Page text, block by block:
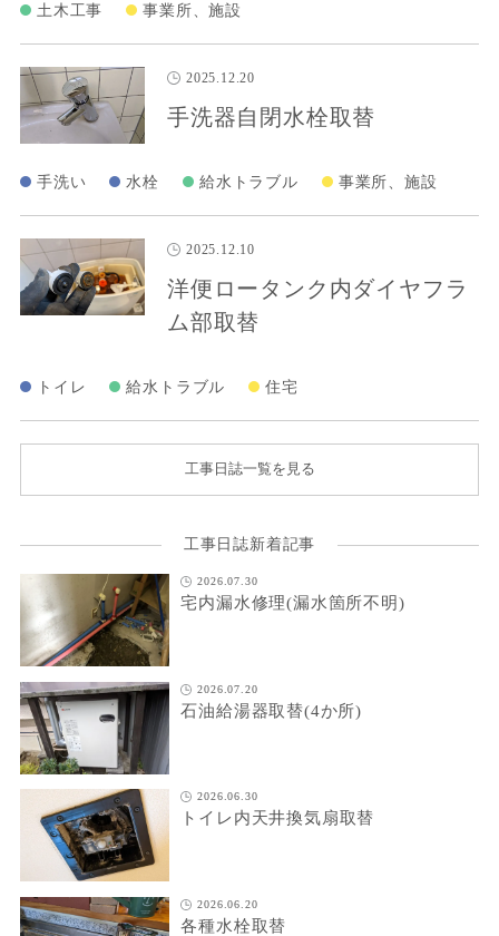
土木工事
事業所、施設
2025.12.20
手洗器自閉水栓取替
手洗い 水栓 給水トラブル 事業所、施設
2025.12.10
洋便ロータンク内ダイヤフラ
ム部取替
トイレ 給水トラブル 住宅
工事日誌一覧を見る
工事日誌新着記事
2026.07.30
宅内漏水修理(漏水箇所不明)
2026.07.20
石油給湯器取替(4か所)
2026.06.30
トイレ内天井換気扇取替
2026.06.20
各種水栓取替